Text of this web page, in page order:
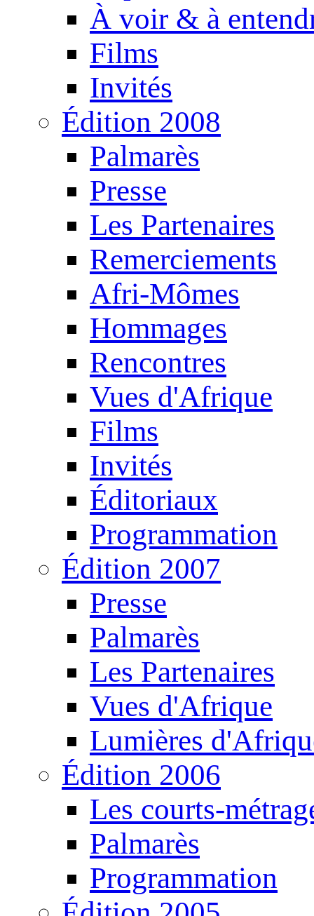
À voir & à
Films
Invités
Édition 2008
Palmarès
Presse
Les Partenaires
Remerciements
Afri-Mômes
Hommages
Rencontres
Vues d'Afrique
Films
Invités
Éditoriaux
Programmation
Édition 2007
Presse
Palmarès
Les Partenaires
Vues d'Afrique
Lumières
Édition 2006
Les courts-
Palmarès
Programmation